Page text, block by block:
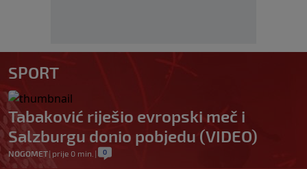
SPORT
Tabaković riješio evropski meč i
Salzburgu donio pobjedu (VIDEO)
NOGOMET| prije 0 min. | 0